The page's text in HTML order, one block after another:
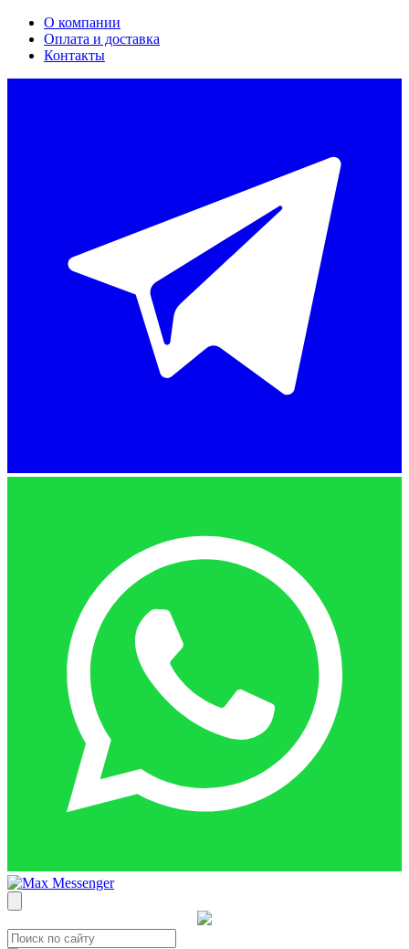
О компании
Оплата и доставка
Контакты